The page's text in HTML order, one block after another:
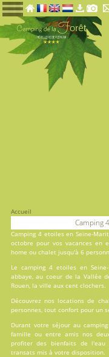
Accueil
Camping
Camping 4 etoiles en Seine-
octobre pour vos vacances en
home ou chalet jusqu'à 6
Le camping 4 etoiles en
abbaye, au coeur de la Vallée
Rouen, la ville aux cent clochers.
Découvrez nos locations de
personnes, tout confort pour un
Durant votre séjour au
famille ou entre amis nos
profiter des bienfaits de l'eau
transats mis à votre disposition.